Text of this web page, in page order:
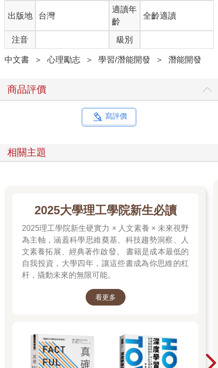
不過，幸福並不是我們可以憑意識去尋找的。「問問自己幸福
嗎？」英國哲學家暨經濟學家約翰．史都華．彌爾（John Stuart
Mill）說道，「一旦你花心思去想這件事，幸福就成過眼雲煙
了。」唯有不管在順境或逆境，都全心投入生活的每一個細節
中，我們才能感到幸福，打著燈直接尋找幸福，反而會遍尋不
著。奧地利心理學家維克特．法蘭克爾（Viktor Frankl）在他的著
美的文字寫下了他的總結：「別以成功為目標─―當你愈是針對
它、以它為標的，就愈容易錯過它。成功，就像幸福一樣，不是
那麼，要怎麼在不刻意尋求它的狀況下，達成這個捉摸不定的目
曲折，而學會操控我們的意識內容是它的起點。
我們認識的生命，是塑造經驗的各種力量匯集後的結果，每一股
決定自己要長多高或多聰明。我們也無法選擇自己的父母，或是
景氣。基因的組成、重力的拉扯、散布在空氣中的花粉、出生的
環境等無數的狀況，都影響著我們的所見所聞，決定我們的行
為。沒有人會否認，主宰我們命運的幾乎都是外來的力量。
然而，我們一定也有過這樣的經驗，雖然置身各種不知名的力
量，但是我們仍感受到事情都在掌控中，自己就是生命的主宰。
在那種偶發的情況下，我們會感到一陣心曠神怡，那種深沉的喜
這就是最優體驗（optimal experience）。就像一位揚帆前進的水
的體內竄流。又像一位恣意在畫布上揮灑顏色的畫家，看著色彩
間的交互作用，一幅帶著生命的作品就這麼在眼前誕生，讓創作
者本身也驚艷不已。又好比初次和孩子相視而笑的新手父親。這
出版地 台灣
適讀年
齡
全齡適讀
注音 級別
中文書 ＞ 心理勵志 ＞ 學習/潛能開發 ＞ 潛能開發
商品評價
寫評價
相關主題
2025大學理工學院新生必讀
2025理工學院新生硬實力 × 人文素養 × 未來視野
為主軸，涵蓋科學思維奠基、科技趨勢洞察、人
文素養拓展、經典著作啟發。 書籍是成本最低的
自我投資，大學四年，讓這些書成為你思維的杠
杆，撬動未來的無限可能。
看更多